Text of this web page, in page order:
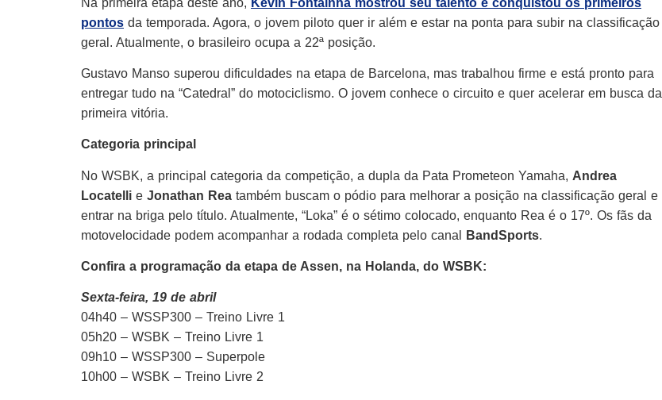
pontos da temporada. Agora, o jovem piloto quer ir além e estar na ponta para subir na classificação
geral. Atualmente, o brasileiro ocupa a 22ª posição.
Gustavo Manso superou dificuldades na etapa de Barcelona, ​​mas trabalhou firme e está pronto para
entregar tudo na “Catedral” do motociclismo. O jovem conhece o circuito e quer acelerar em busca da
primeira vitória.
Categoria principal
No WSBK, a principal categoria da competição, a dupla da Pata Prometeon Yamaha, Andrea
Locatelli e Jonathan Rea também buscam o pódio para melhorar a posição na classificação geral e
entrar na briga pelo título. Atualmente, “Loka” é o sétimo colocado, enquanto Rea é o 17º. Os fãs da
motovelocidade podem acompanhar a rodada completa pelo canal
BandSports.
Confira a programação da etapa de Assen, na Holanda, do WSBK:
Sexta-feira, 19 de abril
04h40 – WSSP300 – Treino Livre 1
05h20 – WSBK – Treino Livre 1
09h10 – WSSP300 – Superpole
10h00 – WSBK – Treino Livre 2